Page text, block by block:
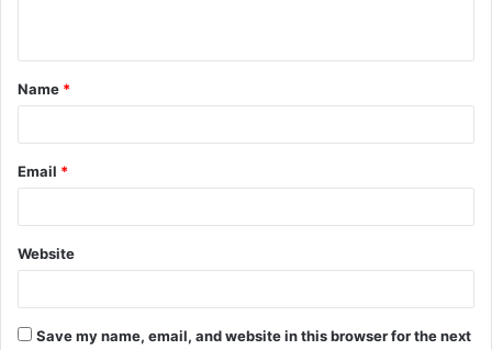
t
*
Name *
Email *
Website
Save my name, email, and website in this browser for the next